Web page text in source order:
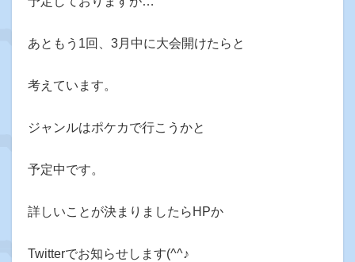
あともう1回、3月中に大会開けたらと
考えています。
ジャンルはポケカで行こうかと
予定中です。
詳しいことが決まりましたらHPか
Twitterでお知らせします(^^♪